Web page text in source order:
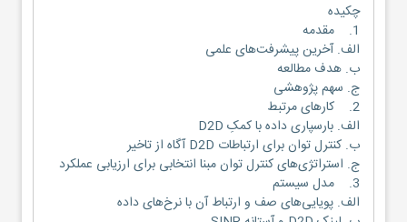
چکیده
1. مقدمه
الف. آخرین پیشرفت‌های علمی
ب. هدف مطالعه
ج. سهم پژوهشی
2. کارهای مرتبط
الف. بارسپاری داده با کمکِ D2D
ب. کنترل توان برای ارتباطات D2D آگاه از تاخیر
ج. استراتژی‌های کنترل توان مبنا انتخابی برای ارزیابی عملکرد
3. مدل سیستم
الف. پویایی‌های صف و ارتباط آن با نرخ‌های داده